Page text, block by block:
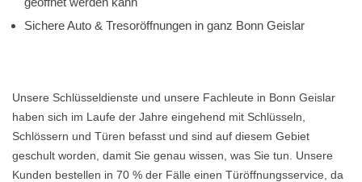
Sichere Auto & Tresoröffnungen in ganz Bonn Geislar
Unsere Schlüsseldienste und unsere Fachleute in Bonn Geislar
haben sich im Laufe der Jahre eingehend mit Schlüsseln,
Schlössern und Türen befasst und sind auf diesem Gebiet
geschult worden, damit Sie genau wissen, was Sie tun. Unsere
Kunden bestellen in 70 % der Fälle einen Türöffnungsservice, da